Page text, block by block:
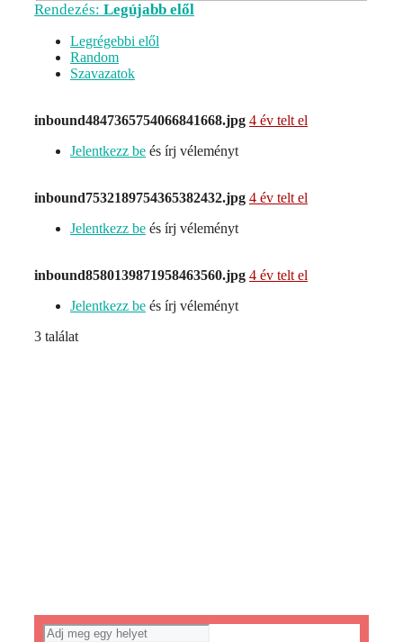
Rendezés: Legújabb elől
Legrégebbi elől
Random
Szavazatok
inbound4847365754066841668.jpg 4 év telt el
Jelentkezz be és írj véleményt
inbound7532189754365382432.jpg 4 év telt el
Jelentkezz be és írj véleményt
inbound8580139871958463560.jpg 4 év telt el
Jelentkezz be és írj véleményt
3 találat